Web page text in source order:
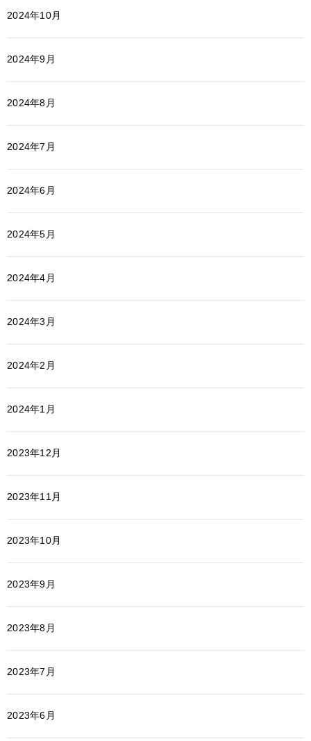
2024年10月
2024年9月
2024年8月
2024年7月
2024年6月
2024年5月
2024年4月
2024年3月
2024年2月
2024年1月
2023年12月
2023年11月
2023年10月
2023年9月
2023年8月
2023年7月
2023年6月